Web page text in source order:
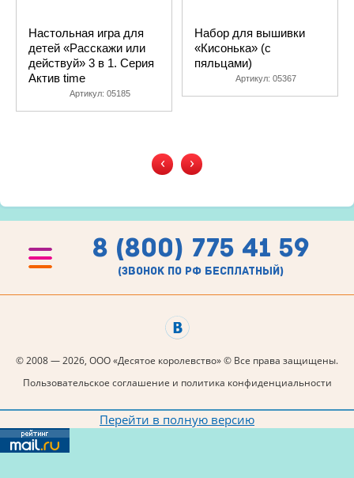
Настольная игра для
детей «Расскажи или
действуй» 3 в 1. Серия
Актив time
Артикул: 05185
Набор для вышивки
«Кисонька» (с
пяльцами)
Артикул: 05367
‹ ›
8 (800) 775 41 59
(звонок по рф бесплатный)
© 2008 — 2026, ООО «Десятое королевство» © Все права защищены.
Пользовательское соглашение и политика конфиденциальности
Перейти в полную версию